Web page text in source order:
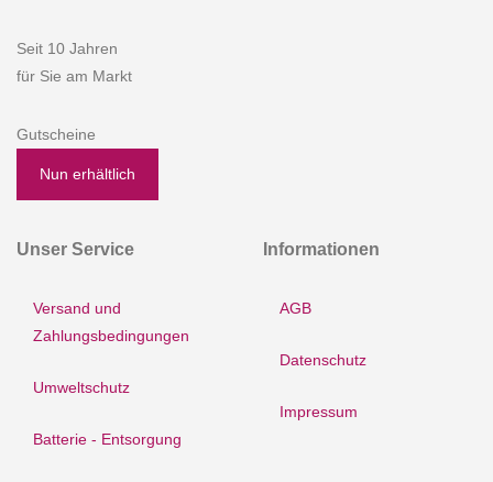
Seit 10 Jahren
für Sie am Markt
Gutscheine
Nun erhältlich
Unser Service
Versand und
Zahlungsbedingungen
Umweltschutz
Batterie - Entsorgung
Informationen
AGB
Datenschutz
Impressum